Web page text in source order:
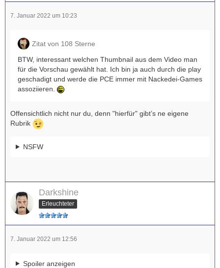
7. Januar 2022 um 10:23
Zitat von 108 Sterne
BTW, interessant welchen Thumbnail aus dem Video man
für die Vorschau gewählt hat. Ich bin ja auch durch die play
geschadigt und werde die PCE immer mit Nackedei-Games
assoziieren.
Offensichtlich nicht nur du, denn "hierfür" gibt’s ne eigene
Rubrik
NSFW
Darkshine
Erleuchteter
7. Januar 2022 um 12:56
Spoiler anzeigen